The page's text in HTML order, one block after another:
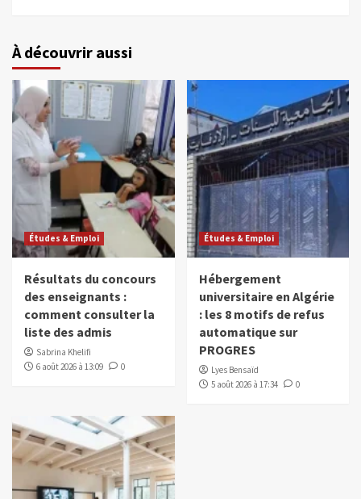
À découvrir aussi
Études & Emploi
Résultats du concours
des enseignants :
comment consulter la
liste des admis
Sabrina Khelifi
6 août 2026 à 13:09
0
Études & Emploi
Hébergement
universitaire en Algérie
: les 8 motifs de refus
automatique sur
PROGRES
Lyes Bensaïd
5 août 2026 à 17:34
0